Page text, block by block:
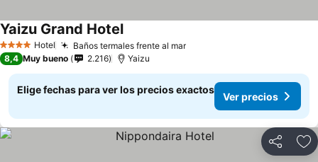
4 EstrellasHotel Baños termales frente al marVer precios
Yaizu Grand HotelVer precios
8,4 Muy bueno 2.216 Yaizu
Elige fechas para ver los precios exactos
Ver precios
Compartir